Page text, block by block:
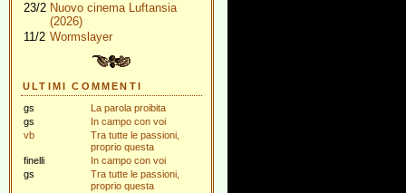
23/2 Nuovo cinema Luftansia
(2026)
11/2 Wormslayer
ULTIMI COMMENTI
gs
La parola proibita
gs
In campo con voi
vb
Tra tutte le passioni,
proprio questa
finelli
In campo con voi
gs
Tra tutte le passioni,
proprio questa